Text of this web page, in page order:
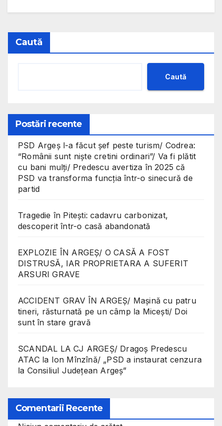
Caută
Caută
Postări recente
PSD Argeș l-a făcut șef peste turism/ Codrea:
“Românii sunt niște cretini ordinari”/ Va fi plătit
cu bani mulți/ Predescu avertiza în 2025 că
PSD va transforma funcția într-o sinecură de
partid
Tragedie în Pitești: cadavru carbonizat,
descoperit într-o casă abandonată
EXPLOZIE ÎN ARGEȘ/ O CASĂ A FOST
DISTRUSĂ, IAR PROPRIETARA A SUFERIT
ARSURI GRAVE
ACCIDENT GRAV ÎN ARGEȘ/ Mașină cu patru
tineri, răsturnată pe un câmp la Micești/ Doi
sunt în stare gravă
SCANDAL LA CJ ARGEȘ/ Dragoș Predescu
ATAC la Ion Mînzînă/ „PSD a instaurat cenzura
la Consiliul Județean Argeș”
Comentarii Recente